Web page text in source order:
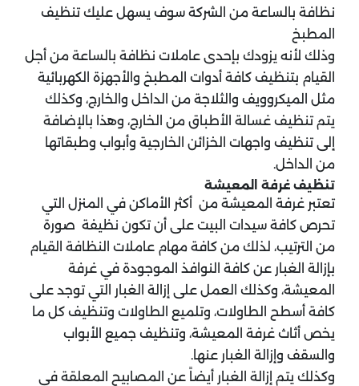
نظافة بالساعة من الشركة سوف يسهل عليك تنظيف
المطبخ
وذلك لأنه يزودك بإحدى عاملات نظافة بالساعة من أجل
القيام بتنظيف كافة أدوات المطبخ والأجهزة الكهربائية
مثل الميكروويف والثلاجة من الداخل والخارج، وكذلك
يتم تنظيف غسالة الأطباق من الخارج، وهذا بالإضافة
إلى تنظيف واجهات الخزائن الخارجية وأبواب وطبقاتها
من الداخل.
تنظيف غرفة المعيشة
تعتبر غرفة المعيشة من أكثر الأماكن في المنزل التي
تحرص كافة سيدات البيت على أن تكون نظيفة صورة
من الترتيب، لذلك من كافة مهام عاملات النظافة القيام
بإزالة الغبار عن كافة النوافذ الموجودة في غرفة
المعيشة، وكذلك العمل على إزالة الغبار التي توجد على
كافة أسطح الطاولات، وتلميع الطاولات وتنظيف كل ما
يخص أثاث غرفة المعيشة، وتنظيف جميع الأبواب
والسقف وإزالة الغبار عنها.
وكذلك يتم إزالة الغبار أيضاً عن المصابيح المعلقة في